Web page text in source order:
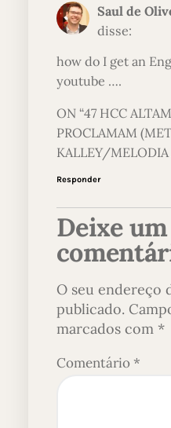
Saul de
disse:
how do I get an
youtube ….
ON “47 HCC
PROCLAMAM
KALLEY/MELODIA
Responder
Deixe um
O seu endereço
publicado.
marcados com *
Comentário*